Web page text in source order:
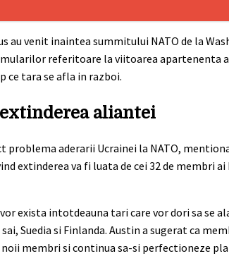
au venit inaintea summitului NATO de la
referitoare la viitoarea apartenenta a
tara se afla in razboi.
aliantei
problema aderarii Ucrainei la NATO,
extinderea va fi luata de cei 32 de membri
exista intotdeauna tari care vor dori sa se
Suedia si Finlanda. Austin a sugerat ca
membri si continua sa-si perfectioneze